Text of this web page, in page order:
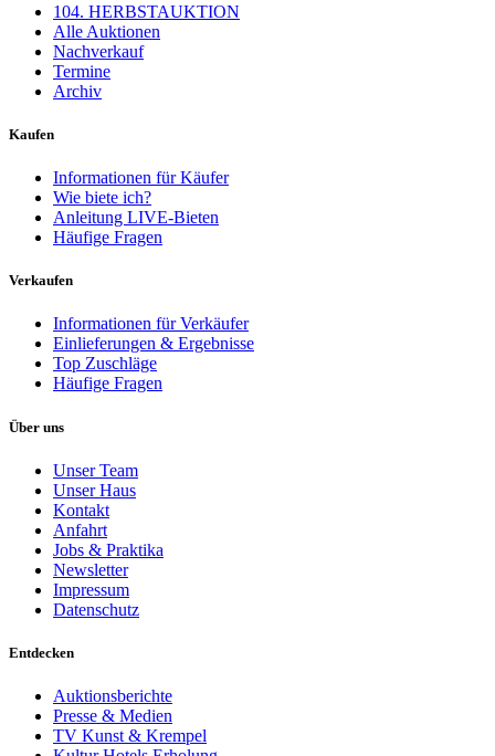
104. HERBSTAUKTION
Alle Auktionen
Nachverkauf
Termine
Archiv
Kaufen
Informationen für Käufer
Wie biete ich?
Anleitung LIVE-Bieten
Häufige Fragen
Verkaufen
Informationen für Verkäufer
Einlieferungen & Ergebnisse
Top Zuschläge
Häufige Fragen
Über uns
Unser Team
Unser Haus
Kontakt
Anfahrt
Jobs & Praktika
Newsletter
Impressum
Datenschutz
Entdecken
Auktionsberichte
Presse & Medien
TV Kunst & Krempel